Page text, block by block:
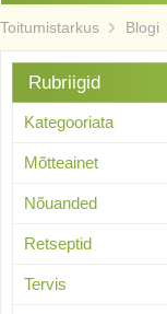
Toitumistarkus Blogi
Rubriigid
Kategooriata
Mõtteainet
Nõuanded
Retseptid
Tervis